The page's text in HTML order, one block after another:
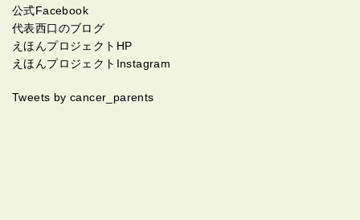
公式Facebook
代表西口のブログ
えほんプロジェクトHP
えほんプロジェクトInstagram
Tweets by cancer_parents